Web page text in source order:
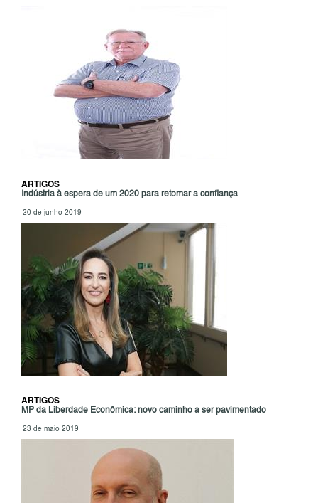
ARTIGOS
Indústria à espera de um 2020 para retomar a confiança
20 de junho 2019
ARTIGOS
MP da Liberdade Econômica: novo caminho a ser pavimentado
23 de maio 2019